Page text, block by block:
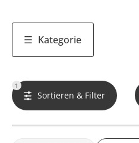
Kategorie
1
Sortieren & Filter